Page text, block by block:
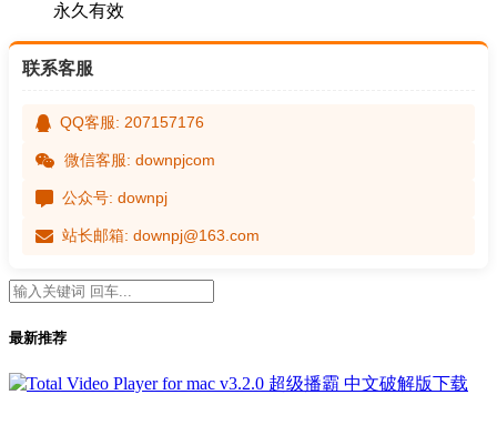
永久有效
联系客服
QQ客服: 207157176
微信客服: downpjcom
公众号: downpj
站长邮箱: downpj@163.com
最新推荐